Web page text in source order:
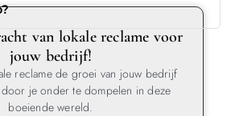
van lokale reclame voor
jouw bedrijf!
reclame de groei van jouw bedrijf
door je onder te dompelen in deze
boeiende wereld.